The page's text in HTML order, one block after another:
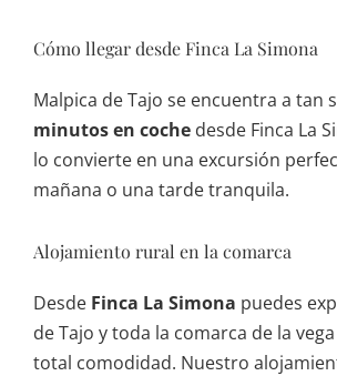
Cómo llegar desde Finca La Simona
Malpica de Tajo se encuentra a tan
minutos en coche desde Finca La
lo convierte en una excursión
mañana o una tarde tranquila.
Alojamiento rural en la comarca
Desde Finca La Simona puedes
de Tajo y toda la comarca de la
total comodidad. Nuestro